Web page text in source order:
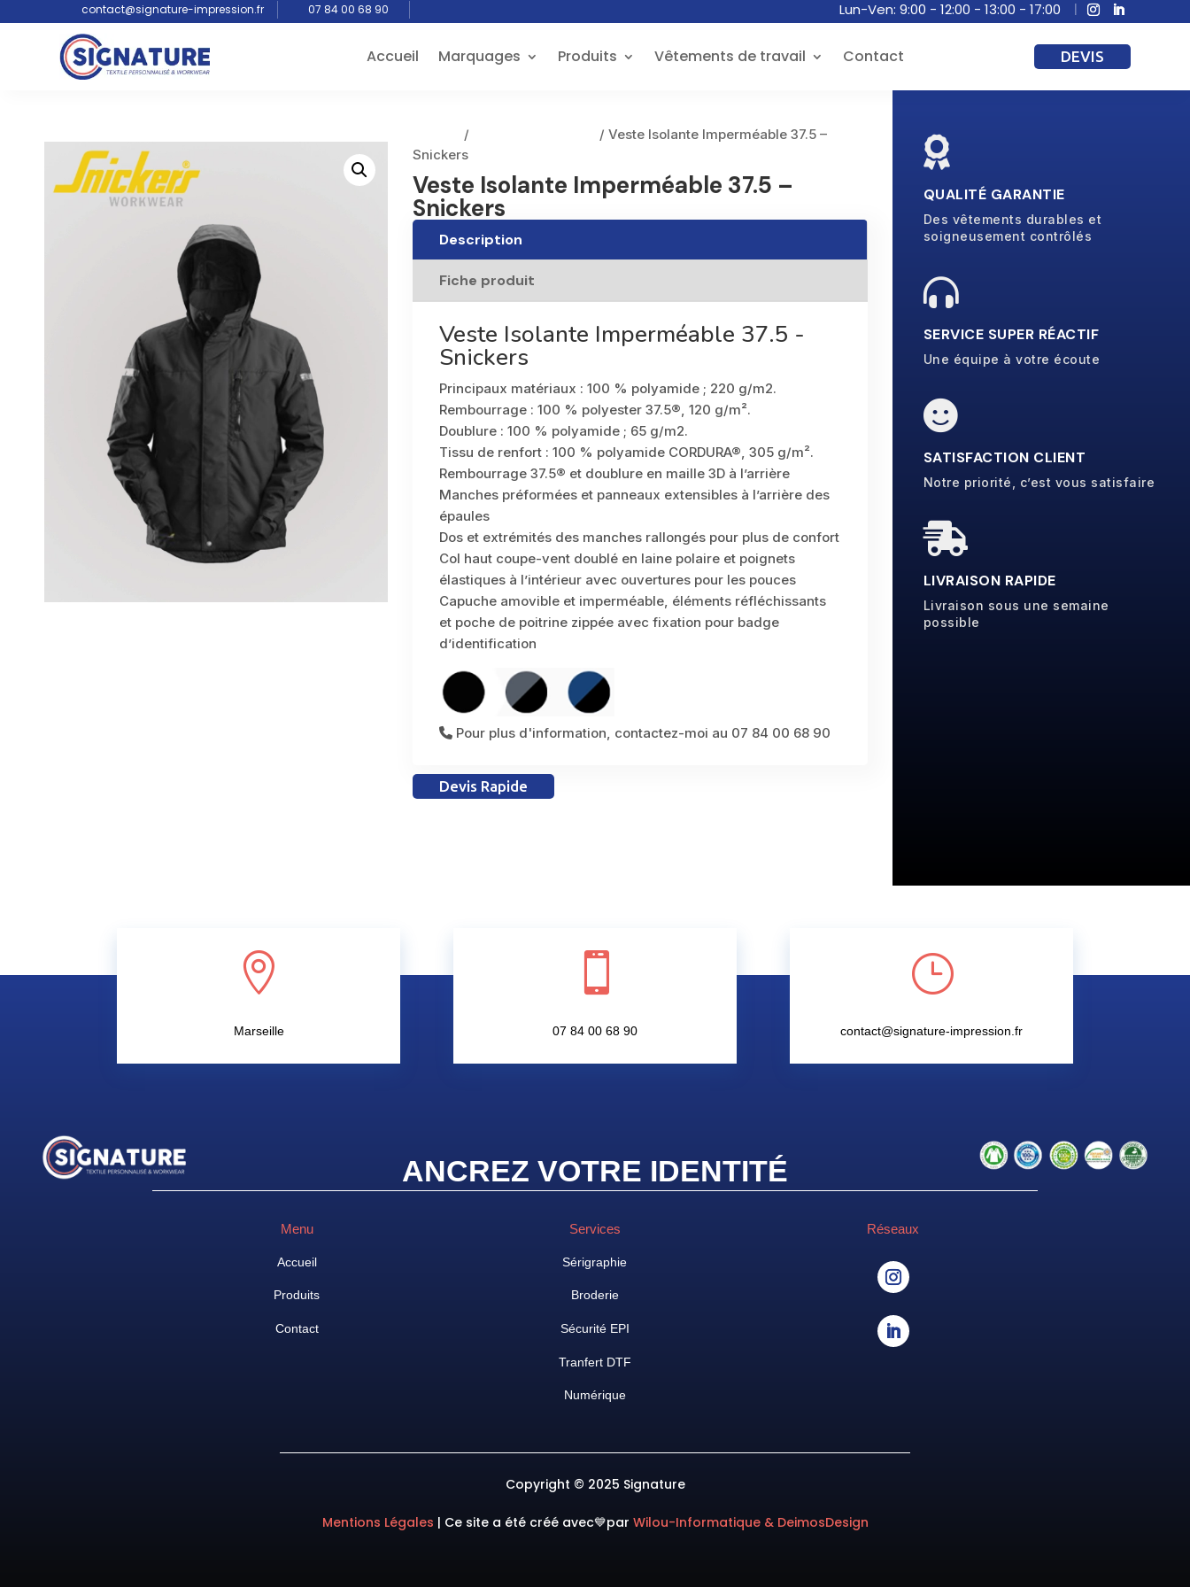
contact@signature-impression.fr 07 84 00 68 90 Lun-Ven: 9:00 - 12:00 - 13:00 - 17:00
Accueil Marquages Produits Vêtements de travail Contact DEVIS
/
/ Veste Isolante Imperméable 37.5 –
Snickers
Veste Isolante Imperméable 37.5 –
Snickers
Description
Fiche produit
Veste Isolante Imperméable 37.5 -
Snickers
Principaux matériaux : 100 % polyamide ; 220 g/m2.
Rembourrage : 100 % polyester 37.5®, 120 g/m².
Doublure : 100 % polyamide ; 65 g/m2.
Tissu de renfort : 100 % polyamide CORDURA®, 305 g/m².
Rembourrage 37.5® et doublure en maille 3D à l’arrière
Manches préformées et panneaux extensibles à l’arrière des
épaules
Dos et extrémités des manches rallongés pour plus de confort
Col haut coupe-vent doublé en laine polaire et poignets
élastiques à l’intérieur avec ouvertures pour les pouces
Capuche amovible et imperméable, éléments réfléchissants
et poche de poitrine zippée avec fixation pour badge
d’identification
Pour plus d'information, contactez-moi au 07 84 00 68 90
Devis Rapide

QUALITÉ GARANTIE
Des vêtements durables et
soigneusement contrôlés

SERVICE SUPER RÉACTIF
Une équipe à votre écoute

SATISFACTION CLIENT
Notre priorité, c’est vous satisfaire

LIVRAISON RAPIDE
Livraison sous une semaine
possible

Marseille

07 84 00 68 90
}
contact@signature-impression.fr
ANCREZ VOTRE IDENTITÉ
Menu
Accueil
Produits
Contact
Services
Sérigraphie
Broderie
Sécurité EPI
Tranfert DTF
Numérique
Réseaux
Copyright © 2025 Signature
Mentions Légales | Ce site a été créé avec💙par Wilou-Informatique & DeimosDesign